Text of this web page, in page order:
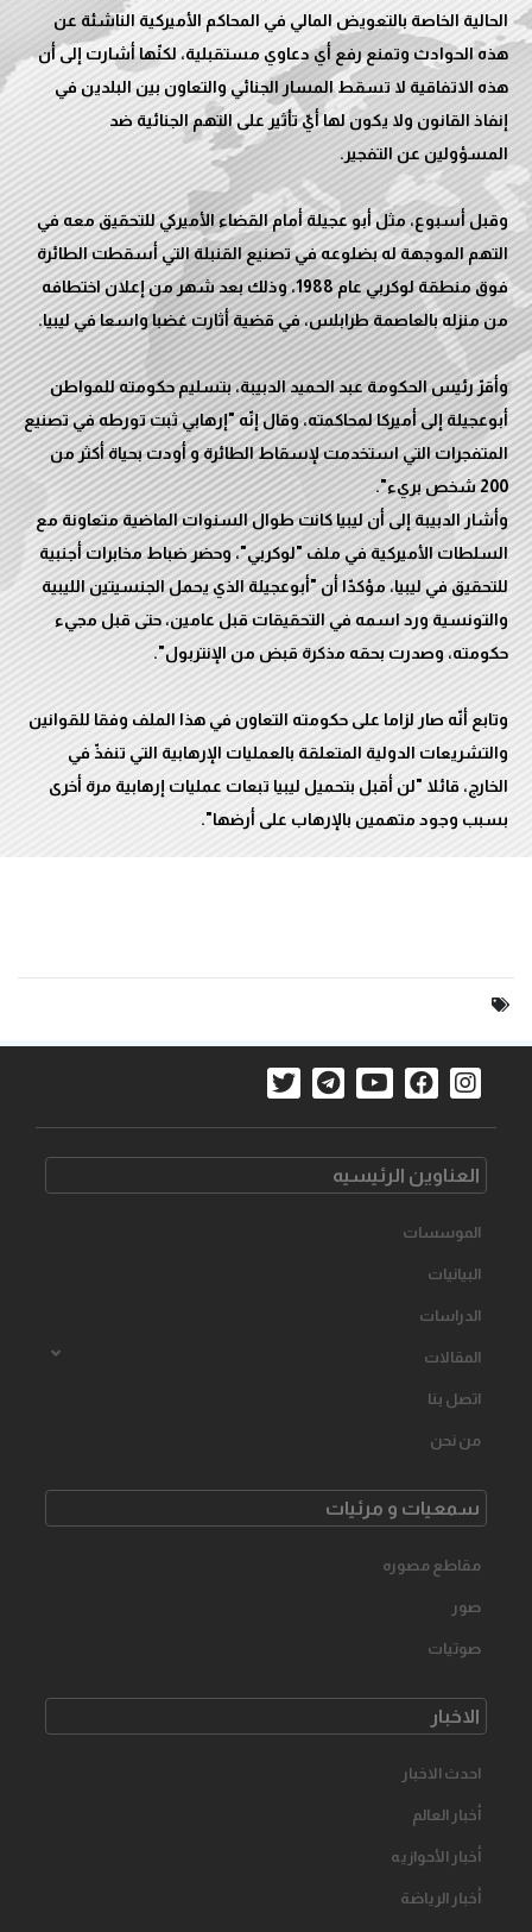
الحالية الخاصة بالتعويض المالي في المحاكم الأميركية الناشئة عن
هذه الحوادث وتمنع رفع أي دعاوي مستقبلية، لكنّها أشارت إلى أن
هذه الاتفاقية لا تسقط المسار الجنائي والتعاون بين البلدين في
إنفاذ القانون ولا يكون لها أيّ تأثير على التهم الجنائية ضد
وقبل أسبوع، مثل أبو عجيلة أمام القضاء الأميركي للتحقيق معه في
التهم الموجهة له بضلوعه في تصنيع القنبلة التي أسقطت الطائرة
فوق منطقة لوكربي عام 1988، وذلك بعد شهر من إعلان اختطافه
وأقرّ رئيس الحكومة عبد الحميد الدبيبة، بتسليم حكومته للمواطن
أبوعجيلة إلى أميركا لمحاكمته، وقال إنّه "إرهابي ثبت تورطه في تصنيع
المتفجرات التي استخدمت لإسقاط الطائرة و أودت بحياة أكثر من
وأشار الدبيبة إلى أن ليبيا كانت طوال السنوات الماضية متعاونة مع
السلطات الأميركية في ملف "لوكربي"، وحضر ضباط مخابرات أجنبية
للتحقيق في ليبيا، مؤكدّا أن "أبوعجيلة الذي يحمل الجنسيتين الليبية
والتونسية ورد اسمه في التحقيقات قبل عامين، حتى قبل مجيء
وتابع أنّه صار لزاما على حكومته التعاون في هذا الملف وفقا للقوانين
والتشريعات الدولية المتعلقة بالعمليات الإرهابية التي تنفذّ في
الخارج، قائلا "لن أقبل بتحميل ليبيا تبعات عمليات إرهابية مرة أخرى
بسبب وجود متهمين بالإرهاب على أرضها".
العناوین الرئیسیه
الموسسات
البیانیات
الدراسات
المقالات
اتصل بنا
من نحن
سمعیات و مرئیات
مقاطع مصوره
صور
صوتیات
الاخبار
احدث الاخبار
أخبار العالم
أخبار الأحوازیه
أخبار الرياضة